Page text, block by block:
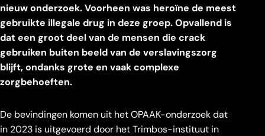
nieuw onderzoek. Voorheen was heroïne de meest
gebruikte illegale drug in deze groep. Opvallend is
dat een groot deel van de mensen die crack
gebruiken buiten beeld van de verslavingszorg
blijft, ondanks grote en vaak complexe
zorgbehoeften.
De bevindingen komen uit het OPAAK-onderzoek dat
in 2023 is uitgevoerd door het Trimbos-instituut in